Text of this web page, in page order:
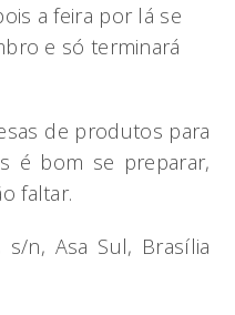
a feira por lá se
e só terminará
de produtos para
é bom se preparar,
faltar.
s/n, Asa Sul, Brasília